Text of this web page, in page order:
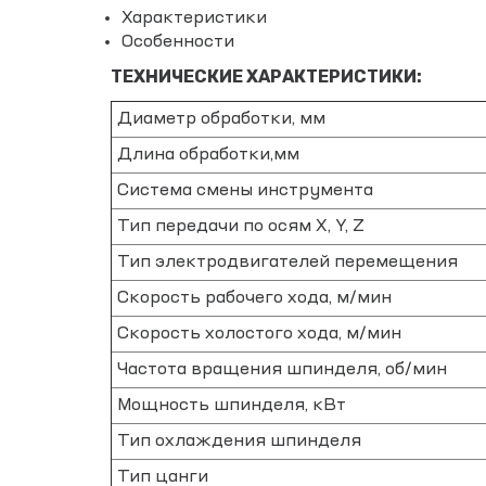
Характеристики
Особенности
ТЕХНИЧЕСКИЕ ХАРАКТЕРИСТИКИ:
Диаметр обработки, мм
Длина обработки,мм
Система смены инструмента
Тип передачи по осям X, Y, Z
Тип электродвигателей перемещения
Скорость рабочего хода, м/мин
Скорость холостого хода, м/мин
Частота вращения шпинделя, об/мин
Мощность шпинделя, кВт
Тип охлаждения шпинделя
Тип цанги